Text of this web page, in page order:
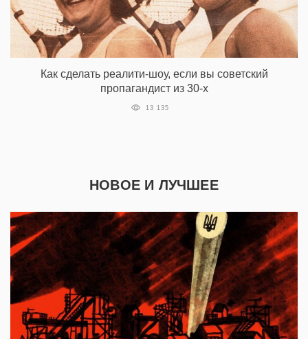
Как сделать реалити-шоу, если вы советский
пропагандист из 30-х
13 135
НОВОЕ И ЛУЧШЕЕ